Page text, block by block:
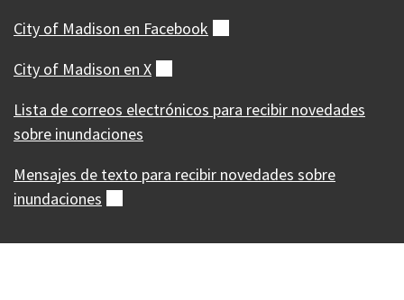
City of Madison en Facebook
City of Madison en X
Lista de correos electrónicos para recibir novedades
sobre inundaciones
Mensajes de texto para recibir novedades sobre
inundaciones